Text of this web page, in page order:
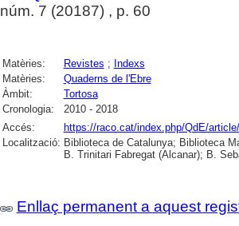
núm. 7 (20187) , p. 60
Matèries: Revistes ; Indexs
Matèries:
Quaderns de l'Ebre
Àmbit:
Tortosa
Cronologia:
2010 - 2018
Accés:
https://raco.cat/index.php/QdE/
Localització: Biblioteca de Catalunya; Biblioteca
B. Trinitari Fabregat (Alcanar); B.
Enllaç permanent a aquest